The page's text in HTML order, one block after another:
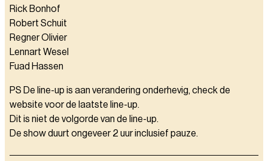
Rick Bonhof
Robert Schuit
Regner Olivier
Lennart Wesel
Fuad Hassen
PS De line-up is aan verandering onderhevig, check de
website voor de laatste line-up.
Dit is niet de volgorde van de line-up.
De show duurt ongeveer 2 uur inclusief pauze.